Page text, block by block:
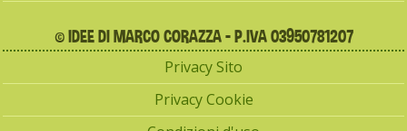
© IDEE DI MARCO CORAZZA - P.IVA 03950781207
Privacy Sito
Privacy Cookie